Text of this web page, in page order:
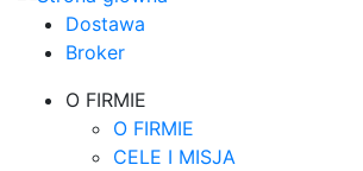
Dostawa
Broker
O FIRMIE
O FIRMIE
CELE I MISJA